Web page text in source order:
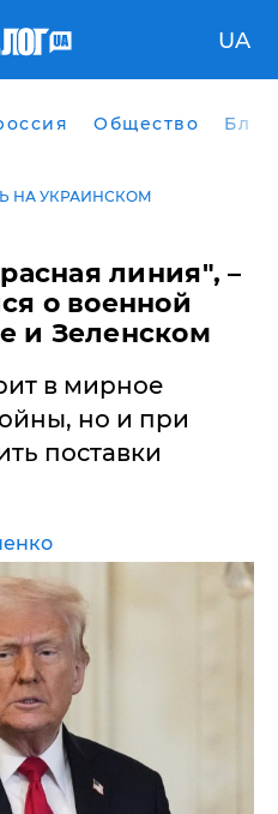
UA
Общество
НА УКРАИНСКОМ
линия", –
о военной
и Зеленском
в мирное
но и при
поставки